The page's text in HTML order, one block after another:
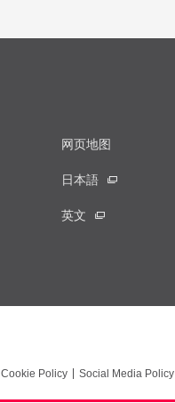
网页地图
日本語
英文
Cookie Policy Social Media Policy